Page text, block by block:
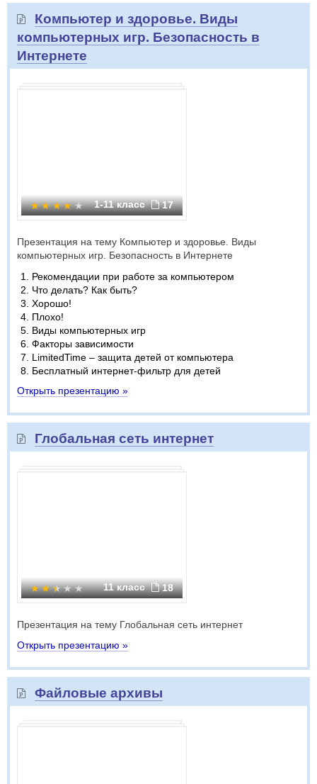
Компьютер и здоровье. Виды
компьютерных игр. Безопасность в
Интернете
1-11 класс 17
Презентация на тему Компьютер и здоровье. Виды
компьютерных игр. Безопасность в Интернете
Рекомендации при работе за компьютером
Что делать? Как быть?
Хорошо!
Плохо!
Виды компьютерных игр
Факторы зависимости
LimitedTime – защита детей от компьютера
Бесплатный интернет-фильтр для детей
Открыть презентацию »
Глобальная сеть интернет
11 класс 18
Презентация на тему Глобальная сеть интернет
Открыть презентацию »
Файловые архивы